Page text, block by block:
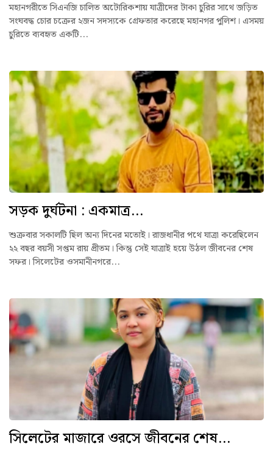
মহানগরীতে সিএনজি চালিত অটোরিকশায় যাত্রীদের টাকা চুরির সাথে জড়িত
সংঘবদ্ধ চোর চক্রের ২জন সদস্যকে গ্রেফতার করেছে মহানগর পুলিশ। এসময়
চুরিতে ব্যবহৃত একটি...
সড়ক দুর্ঘটনা : একমাত্র...
শুক্রবার সকালটি ছিল অন্য দিনের মতোই। রাজধানীর পথে যাত্রা করেছিলেন
২২ বছর বয়সী সপ্তম রায় প্রীতম। কিন্তু সেই যাত্রাই হয়ে উঠল জীবনের শেষ
সফর। সিলেটের ওসমানীনগরে...
সিলেটের মাজারে ওরসে জীবনের শেষ...